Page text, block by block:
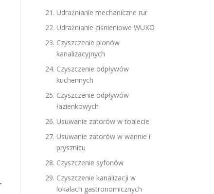
Udrażnianie mechaniczne rur
Udrażnianie ciśnieniowe WUKO
Czyszczenie pionów
kanalizacyjnych
Czyszczenie odpływów
kuchennych
Czyszczenie odpływów
łazienkowych
Usuwanie zatorów w toalecie
Usuwanie zatorów w wannie i
prysznicu
Czyszczenie syfonów
Czyszczenie kanalizacji w
lokalach gastronomicznych